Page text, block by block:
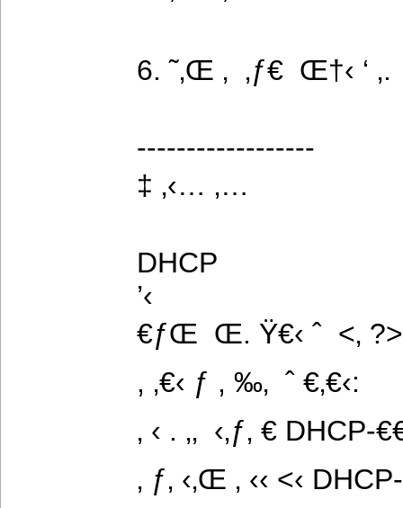
6. ˜‚Œ ‚  ‚ƒ€  Œ†‹ ‘ ‚.
------------------
‡ ‚‹… ‚…
DHCP
’‹
€ƒŒ  Œ. Ÿ€‹ ˆ  <‚
, ‚€‹ ƒ , ‰‚  ˆ €‚€‹:
‚ ‹ . ‚‚  ‹‚ƒ‚ € DHCP-
‚ ƒ‚ ‹‚Œ ‚ ‹‹ <‹